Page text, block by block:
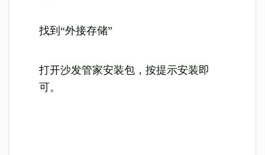
找到“外接存储”
打开沙发管家安装包，按提示安装即
可。